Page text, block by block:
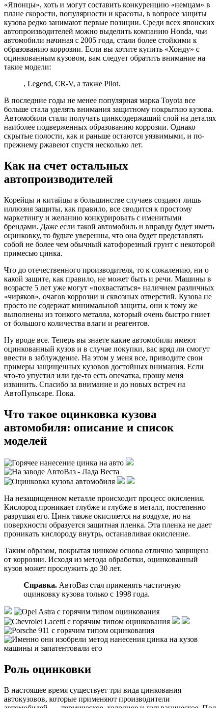
«Японцы», хоть и могут составить конкуренцию «немцам» в
плане скорости, популярности и красоты, в вопросе защиты
кузова редко занимают первые позиции. Среди всех японских
автопроизводителей можно выделить компанию Honda, чьи
автомобили начиная с 2005 года, стали более стойкими к
образованию коррозии. Если вы хотите купить «Хонду» с
оцинкованным кузовом, вам следует обратить внимание на
такие модели:
, Legend, CR-V, а также Pilot.
В последние годы не менее популярная марка Toyota все
больше стала уделять внимания защитному покрытию кузова.
Автомобили стали получать цинксодержащий слой на деталях
наиболее подверженных образованию коррозии. Однако
скрытые полости, как и раньше остаются уязвимыми, и по-
прежнему ржавеют спустя несколько лет.
Как на счет остальных
автопроизводителей
Корейцы и китайцы в большинстве случаев создают лишь
иллюзия защиты, как правило, все сводится к простому
маркетингу и желанию конкурировать с именитыми
брендами. Даже если такой автомобиль и вправду будет иметь
оцинковку, то будьте уверенны, что она будет представлять
собой не более чем обычный катофорезный грунт с некоторой
примесью цинка.
Что до отечественного производителя, то к сожалению, ни о
какой защите, как правило, не может быть и речи. Машины в
возрасте 5 лет уже могут «похвастаться» наличием различных
«чиряков», очагов коррозии и сквозных отверстий. Кузова не
просто не содержат минимальной защиты, они к тому же
выполнены из тонкого металла, который очень быстро гниет
от большого количества влаги и реагентов.
Ну вроде все. Теперь вы знаете какие автомобили имеют
оцинкованный кузов и в случае покупки, вас вряд ли смогут
ввести в заблуждение. На этом у меня все, приводите свои
примеры защищенных кузовов достойных внимания. Если
что-то упустил или где-то есть опечатка, прошу меня
извинить. Спасибо за внимание и до новых встреч на
АвтоПульсаре. Пока.
Что такое оцинковка кузова
автомобиля: описание и список
моделей
На незащищенном металле происходит процесс окисления.
Кислород проникает глубже и глубже в металл, постепенно
разрушая его. Цинк также окисляется на воздухе, но на
поверхности образуется защитная пленка. Эта пленка не дает
проникать кислороду внутрь, останавливая окисление.
Таким образом, покрытая цинком основа отлично защищена
от коррозии. Исходя из метода обработки, оцинкованный
кузов может прослужить до 30 лет.
Справка. АвтоВаз стал применять частичную
оцинковку кузова только с 1998 года.
Роль оцинковки
В настоящее время существует три вида цинкования
автокузовов, которые применяют производители